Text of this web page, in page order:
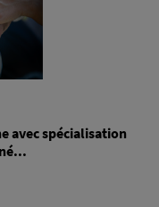
avec spécialisation